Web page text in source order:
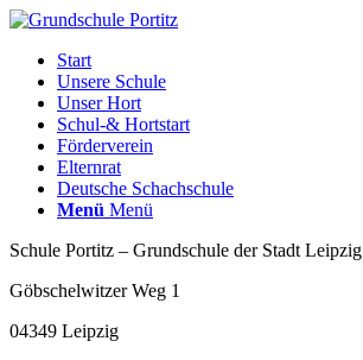
Start
Unsere Schule
Unser Hort
Schul-& Hortstart
Förderverein
Elternrat
Deutsche Schachschule
Menü Menü
Schule Portitz – Grundschule der Stadt Leipzig
Göbschelwitzer Weg 1
04349 Leipzig